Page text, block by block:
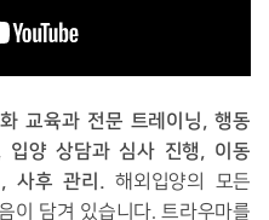
교육과 전문 트레이닝, 행동
입양 상담과 심사 진행, 이동
사후 관리. 해외입양의 모든
이 담겨 있습니다. 트라우마를